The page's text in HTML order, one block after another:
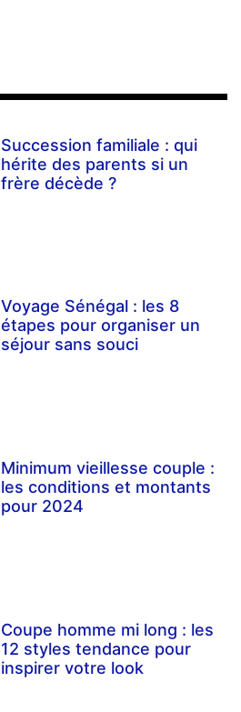
Succession familiale : qui
hérite des parents si un
frère décède ?
Voyage Sénégal : les 8
étapes pour organiser un
séjour sans souci
Minimum vieillesse couple :
les conditions et montants
pour 2024
Coupe homme mi long : les
12 styles tendance pour
inspirer votre look